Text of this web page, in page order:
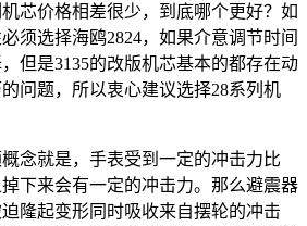
机芯价格相差很少，到底哪个更好？如
须选择海鸥2824，如果介意调节时间
但是3135的改版机芯基本的都存在动
问题，所以衷心建议选择28系列机
念就是，手表受到一定的冲击力比
下来会有一定的冲击力。那么避震器
隆起变形同时吸收来自摆轮的冲击